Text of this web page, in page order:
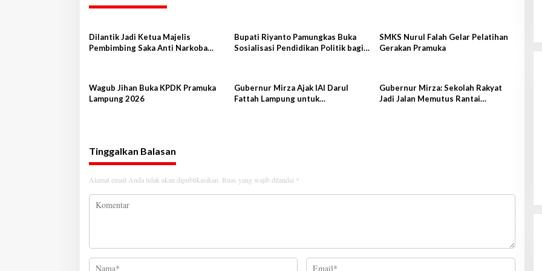
a
s
p
o
Dilantik Jadi Ketua Majelis
Pembimbing Saka Anti Narkoba
Bupati Riyanto Pamungkas Buka
Sosialisasi Pendidikan Politik bagi
SMKS Nurul Falah Gelar Pelatihan
Gerakan Pramuka
Wagub Jihan Buka KPDK Pramuka
Lampung 2026
Gubernur Mirza Ajak IAI Darul
Fattah Lampung untuk
Gubernur Mirza: Sekolah Rakyat
Jadi Jalan Memutus Rantai
Tinggalkan Balasan
Alamat email Anda tidak akan dipublikasikan. Ruas yang wajib ditandai *
Gubernur Mirza Hadiri Musda VI
Demokrat Lampung
Kanwil Ditjenpas Lampung Siapkan